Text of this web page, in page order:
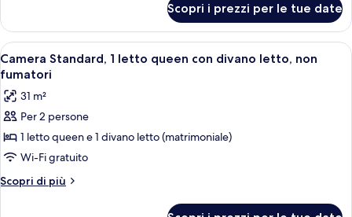
Efficiency,
Nonsmoking,
Accessible
Queen
Bed,
Efficiency,
Nonsmoking,
Scopri i prezzi per le tue date
Apri
tutte
le
foto
per
Camera
Standard,
1
Una camera d'albergo compatta
3
Camera Standard, 1 letto queen con divano letto, non
fumatori
31 m²
Per 2 persone
1 letto queen e 1 divano letto (matrimoniale)
Wi-Fi gratuito
Scopri di più
Altri